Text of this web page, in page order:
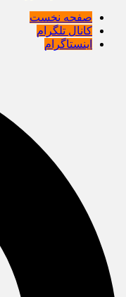
صفحه نخست
کانال تلگرام
اینستاگرام